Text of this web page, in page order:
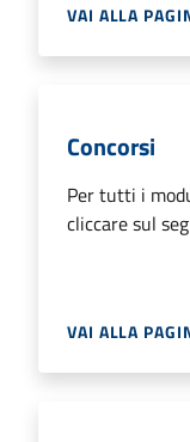
VAI ALLA
Concorsi
Per tutti i
cliccare sul
VAI ALLA